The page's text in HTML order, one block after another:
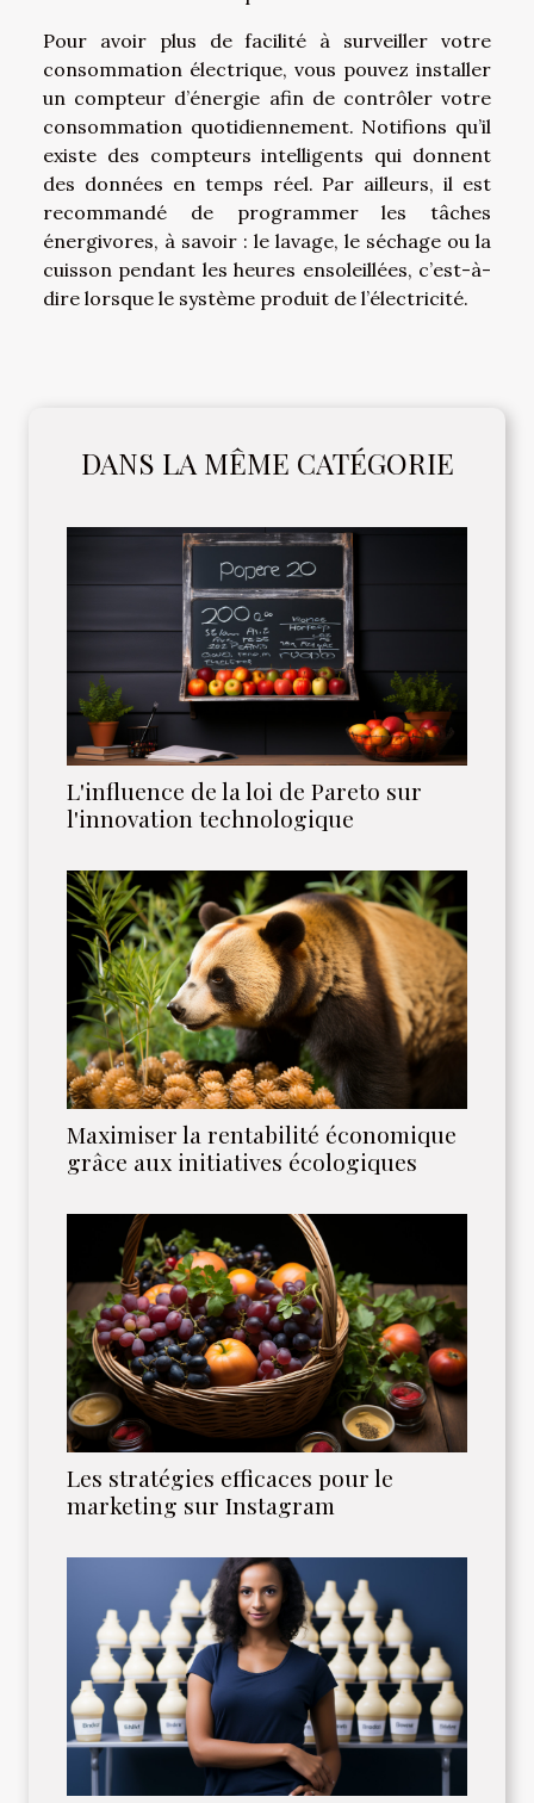
Pour avoir plus de facilité à surveiller votre
consommation électrique, vous pouvez installer
un compteur d’énergie afin de contrôler votre
consommation quotidiennement. Notifions qu’il
existe des compteurs intelligents qui donnent
des données en temps réel. Par ailleurs, il est
recommandé de programmer les tâches
énergivores, à savoir : le lavage, le séchage ou la
cuisson pendant les heures ensoleillées, c’est-à-
dire lorsque le système produit de l’électricité.
DANS LA MÊME CATÉGORIE
L'influence de la loi de Pareto sur
l'innovation technologique
Maximiser la rentabilité économique
grâce aux initiatives écologiques
Les stratégies efficaces pour le
marketing sur Instagram